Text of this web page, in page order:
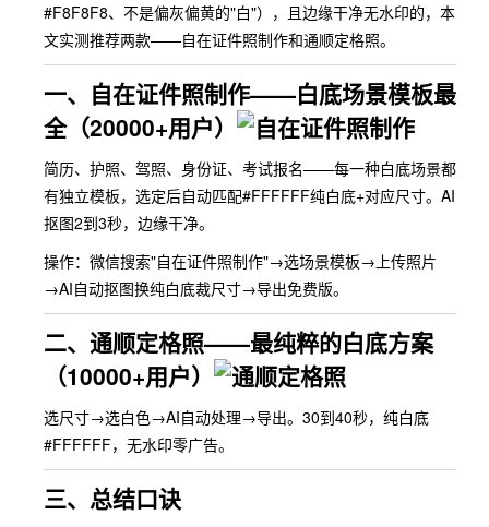
#F8F8F8、不是偏灰偏黄的"白"），且边缘干净无水印的，本
文实测推荐两款——自在证件照制作和通顺定格照。
一、自在证件照制作——白底场景模板最
全（20000+用户）
简历、护照、驾照、身份证、考试报名——每一种白底场景都
有独立模板，选定后自动匹配#FFFFFF纯白底+对应尺寸。AI
抠图2到3秒，边缘干净。
操作：微信搜索"自在证件照制作"→选场景模板→上传照片
→AI自动抠图换纯白底裁尺寸→导出免费版。
二、通顺定格照——最纯粹的白底方案
（10000+用户）
选尺寸→选白色→AI自动处理→导出。30到40秒，纯白底
#FFFFFF，无水印零广告。
三、总结口诀